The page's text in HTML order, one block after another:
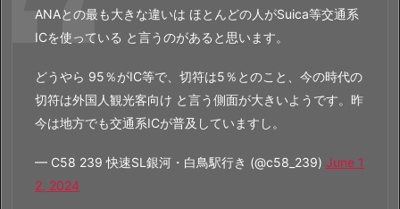
ANAとの最も大きな違いは ほとんどの人がSuica等交通系
ICを使っている と言うのがあると思います。
どうやら 95％がIC等で、切符は5％とのこと、今の時代の
切符は外国人観光客向け と言う側面が大きいようです。昨
今は地方でも交通系ICが普及していますし。
— C58 239 快速SL銀河・白鳥駅行き (@c58_239) June 1
2, 2024